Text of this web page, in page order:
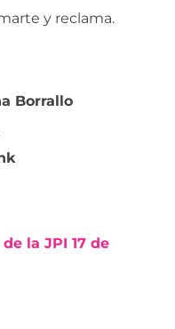
y reclama.
Borrallo
la JPI 17 de